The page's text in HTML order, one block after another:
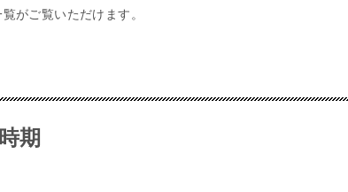
がご覧いただけます。
期